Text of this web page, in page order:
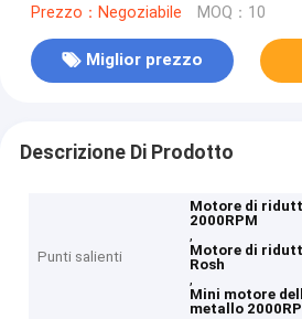
il codificatore
Prezzo：Negoziabile MOQ：10
Miglior prezzo
Descrizione Di Prodotto
Punti salienti
Motore di
2000RPM
,
Motore di
Rosh
,
Mini motore
metallo